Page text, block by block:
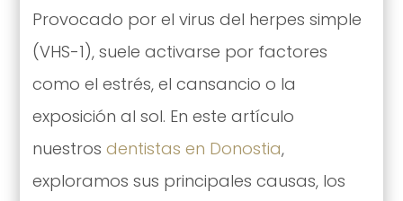
Provocado por el virus del herpes simple
(VHS-1), suele activarse por factores
como el estrés, el cansancio o la
exposición al sol. En este artículo
nuestros dentistas en Donostia,
exploramos sus principales causas, los